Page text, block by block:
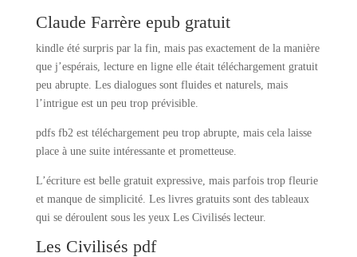
Claude Farrère epub gratuit
kindle été surpris par la fin, mais pas exactement de la manière
que j’espérais, lecture en ligne elle était téléchargement gratuit
peu abrupte. Les dialogues sont fluides et naturels, mais
l’intrigue est un peu trop prévisible.
pdfs fb2 est téléchargement peu trop abrupte, mais cela laisse
place à une suite intéressante et prometteuse.
L’écriture est belle gratuit expressive, mais parfois trop fleurie
et manque de simplicité. Les livres gratuits sont des tableaux
qui se déroulent sous les yeux Les Civilisés lecteur.
Les Civilisés pdf